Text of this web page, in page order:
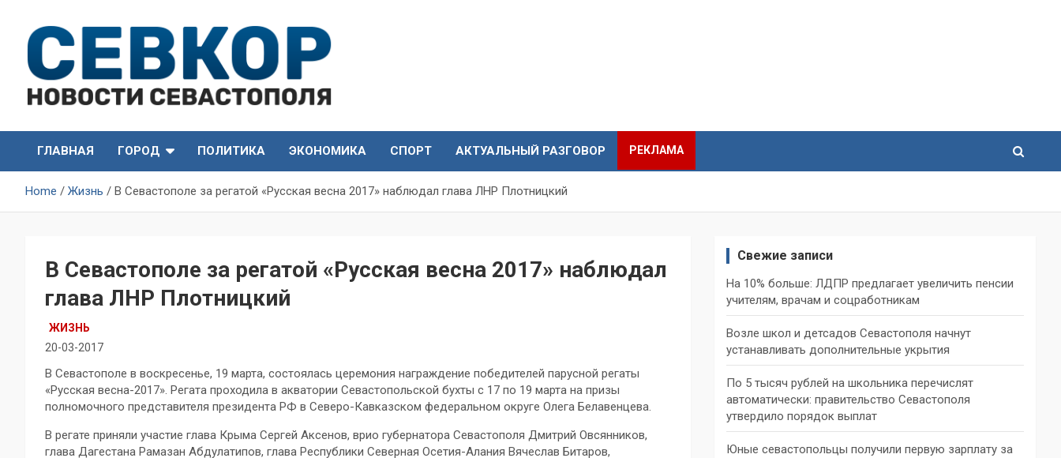
content
СевКор — Новости
Севастополя
Севастополя
ГЛАВНАЯ
ГОРОД ПОЛИТИКА ЭКОНОМИКА СПОРТ АКТУАЛЬНЫЙ РАЗГОВОР РЕКЛАМА
Home Жизнь В Севастополе за регатой «Русская весна 2017» наблюдал глава ЛНР Плотницкий
В Севастополе за регатой «Русская весна 2017» наблюдал
глава ЛНР Плотницкий
ЖИЗНЬ
20-03-2017
В Севастополе в воскресенье, 19 марта, состоялась церемония награждение победителей парусной регаты
«Русская весна-2017». Регата проходила в акватории Севастопольской бухты с 17 по 19 марта на призы
полномочного представителя президента РФ в Северо-Кавказском федеральном округе Олега Белавенцева.
В регате приняли участие глава Крыма Сергей Аксенов, врио губернатора Севастополя Дмитрий Овсянников,
глава Дагестана Рамазан Абдулатипов, глава Республики Северная Осетия-Алания Вячеслав Битаров,
Свежие записи
На 10% больше: ЛДПР предлагает увеличить пенсии
учителям, врачам и соцработникам
Возле школ и детсадов Севастополя начнут
устанавливать дополнительные укрытия
По 5 тысяч рублей на школьника перечислят
автоматически: правительство Севастополя
утвердило порядок выплат
Юные севастопольцы получили первую зарплату за